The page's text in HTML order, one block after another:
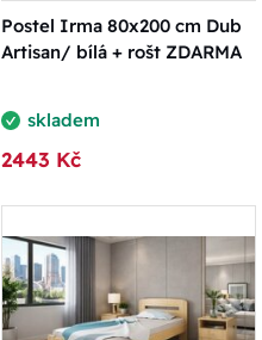
Postel Irma 80x200 cm Dub
Artisan/ bílá + rošt ZDARMA
skladem
2443 Kč